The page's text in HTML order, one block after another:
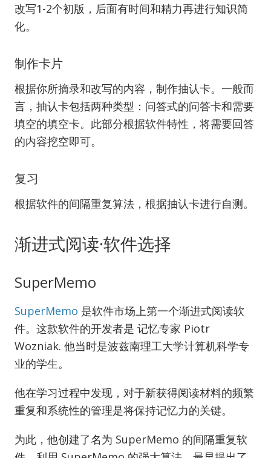
改写1-2个初版，后面有时间和精力再进行知识简
化。
制作卡片
根据你所摘录和改写的内容，制作抽认卡。一般而
言，抽认卡包括两种类型：问答式的问答卡和需要
填空的填空卡。此部分根据软件特性，将需要回答
的内容挖空即可。
复习
根据软件的间隔重复算法，根据抽认卡进行自测。
渐进式阅读·软件选择
SuperMemo
SuperMemo 是软件市场上第一个渐进式阅读软
件。这款软件的开发者是 记忆专家 Piotr
Wozniak. 他当时是波兹南理工大学计算机科学专
业的学生。
他在学习过程中发现，对于新获得阅读材料的频繁
重复和系统性的管理是将保持记忆力的关键。
为此，他创建了名为 SuperMemo 的间隔重复软